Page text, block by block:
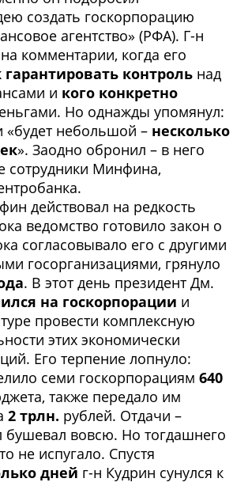
создать госкорпорацию
агентство» (РФА). Г-н
комментарии, когда его
гарантировать контроль над
и кого конкретно
Но однажды упомянул:
«будет небольшой – несколько
». Заодно обронил – в него
сотрудники Минфина,
действовал на редкость
ведомство готовило закон о
согласовывало его с другими
госорганизациями, грянуло
. В этот день президент Дм.
на госкорпорации и
провести комплексную
этих экономически
Его терпение лопнуло:
семи госкорпорациям 640
также передало им
2 трлн. рублей. Отдачи –
бушевал вовсю. Но тогдашнего
не испугало. Спустя
дней г-н Кудрин сунулся к